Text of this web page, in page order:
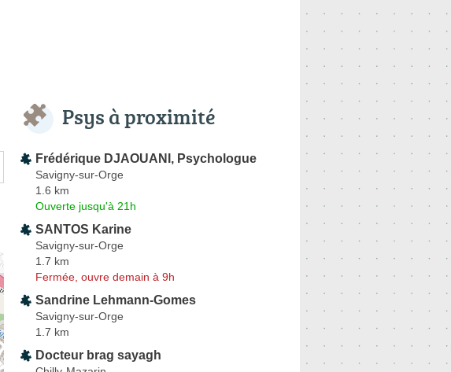
Psys à proximité
Frédérique DJAOUANI, Psychologue
Savigny-sur-Orge
1.6 km
Ouverte jusqu'à 21h
SANTOS Karine
Savigny-sur-Orge
1.7 km
Fermée, ouvre demain à 9h
Sandrine Lehmann-Gomes
Savigny-sur-Orge
1.7 km
Docteur brag sayagh